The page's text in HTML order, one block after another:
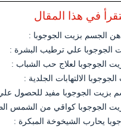
في هذا المقال
الجسم بزيت الجوجوبا :